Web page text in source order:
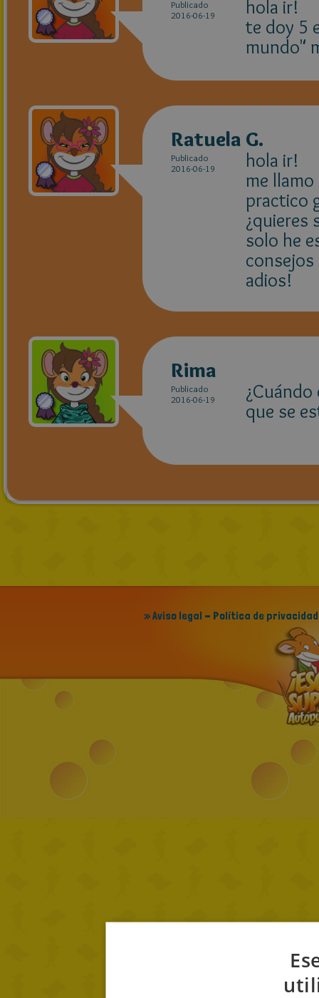
Publicado
2016-06-19
hola ir!
te doy 5
mundo"
Ratuela G.
Publicado
2016-06-19
hola ir!
me
practico
¿quieres
solo he
adios!
Rima
Publicado
2016-06-19
que se
» Aviso legal - Política de privacidad